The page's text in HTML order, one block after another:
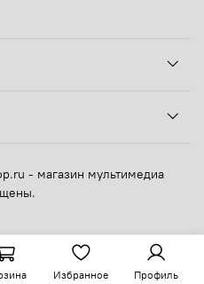
- магазин мультимедиа
Избранное Профиль